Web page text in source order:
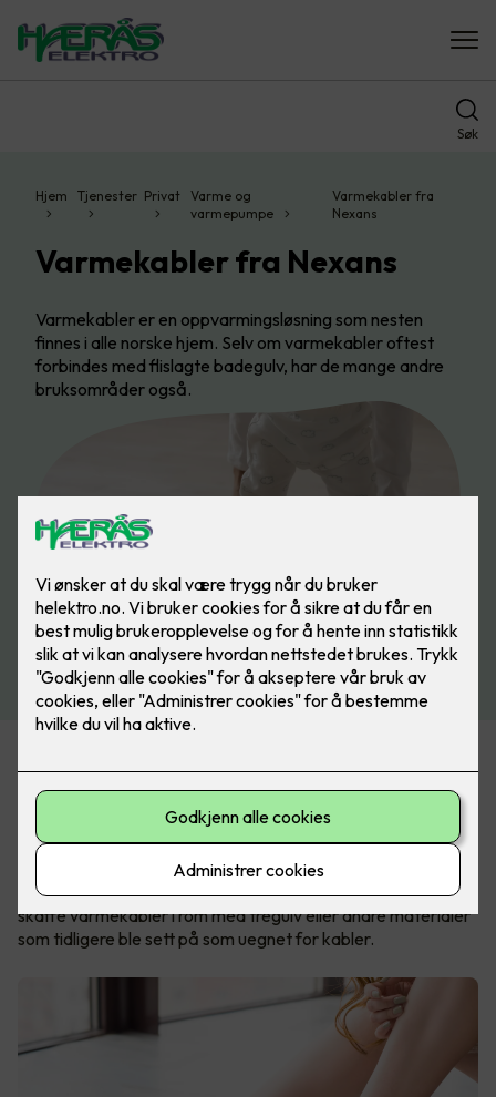
Søk
Hjem Tjenester Privat
Varme og
varmepumpe
Varmekabler fra
Nexans
Varmekabler fra Nexans
Varmekabler er en oppvarmingsløsning som nesten
finnes i alle norske hjem. Selv om varmekabler oftest
forbindes med flislagte badegulv, har de mange andre
bruksområder også.
og soverommet også.
Nexans MILLICABLE™ og MILLICLICK™ er et moderne
gulvvarme-system som kan installeres direkte under
parkett- eller laminatgulv. Dette gjør det endelig enkelt å
skaffe varmekabler i rom med tregulv eller andre materialer
som tidligere ble sett på som uegnet for kabler.